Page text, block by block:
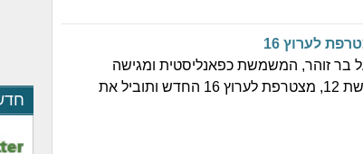
בר זוהר, המשמשת כפאנליסטית ומגישה
מחליפה בתוכניות שונות של קשת 12, מצטרפת לערוץ 16 החדש ותוביל את